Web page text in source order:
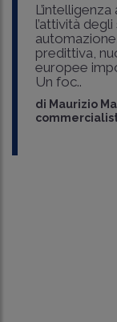
l’attività
predittiva,
europee
Un foc..
di Maurizio